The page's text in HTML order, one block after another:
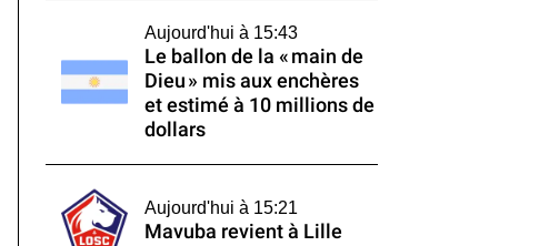
Aujourd'hui à 15:43
Le ballon de la « main de
Dieu » mis aux enchères
et estimé à 10 millions de
dollars
Aujourd'hui à 15:21
Mavuba revient à Lille